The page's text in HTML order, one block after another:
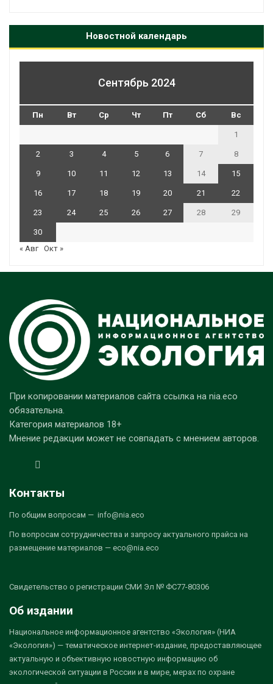
Новостной календарь
Сентябрь 2024
Пн Вт Ср Чт Пт Сб Вс
1
2 3 4 5 6 7 8
9 10 11 12 13 14 15
16 17 18 19 20 21 22
23 24 25 26 27 28 29
30
« Авг Окт »
При копировании материалов сайта ссылка на nia.eco
обязательна.
Категория материалов 18+
Мнение редакции может не совпадать с мнением авторов.
Контакты
По общим вопросам — info@nia.eco
По вопросам сотрудничества и запросу актуального прайса на
размещение материалов — eco@nia.eco
Свидетельство о регистрации СМИ Эл № ФС77-80306
Об издании
Национальное информационное агентство «Экология» (НИА
«Экология») — тематическое интернет-издание, предоставляющее
актуальную и объективную новостную информацию об
экологической ситуации в России и в мире, мерах по охране